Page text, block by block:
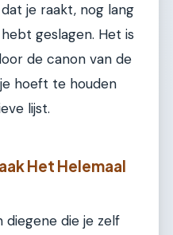
je raakt, nog lang
geslagen. Het is
de canon van de
hoeft te houden
lijst.
Het Helemaal
diegene die je zelf